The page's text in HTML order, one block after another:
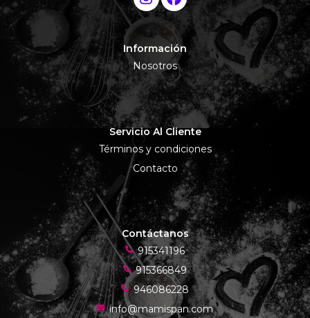
Información
Nosotros
Servicio Al Cliente
Términos y condiciones
Contacto
Contáctanos
915341196
915366849
946086228
info@mamispan.com